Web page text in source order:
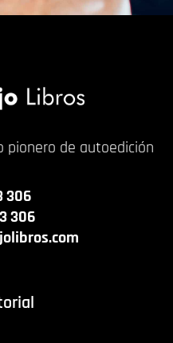
pionero de autoedición
306
306